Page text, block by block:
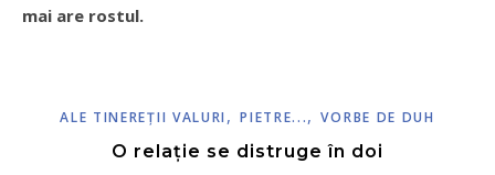
mai are rostul.
ALE TINEREŢII VALURI ,PIETRE...,VORBE DE DUH
O relație se distruge în doi